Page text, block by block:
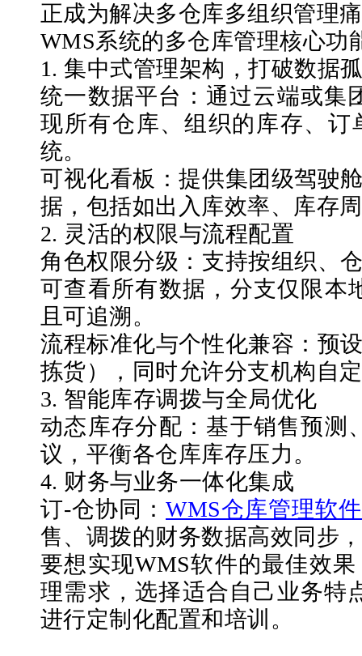
正成为解决多仓库多组织管理
WMS系统的多仓库管理核心功
1. 集中式管理架构，打破数据
统一数据平台：通过云端或集
现所有仓库、组织的库存、
统。
可视化看板：提供集团级驾驶
据，包括如出入库效率、库存
2. 灵活的权限与流程配置
角色权限分级：支持按组织、
可查看所有数据，分支仅限本
且可追溯。
流程标准化与个性化兼容：预
拣货），同时允许分支机构自
3. 智能库存调拨与全局优化
动态库存分配：基于销售预测
议，平衡各仓库库存压力。
4. 财务与业务一体化集成
订-仓协同：WMS仓库管理软件
售、调拨的财务数据高效同步
要想实现WMS软件的最佳效
理需求，选择适合自己业务特
进行定制化配置和培训。